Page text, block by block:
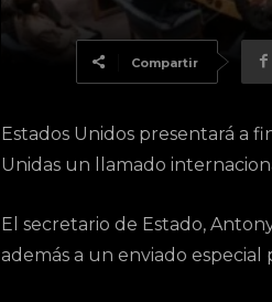
Compartir
Estados Unidos presentará a
Unidas un llamado
El secretario de Estado,
además a un enviado